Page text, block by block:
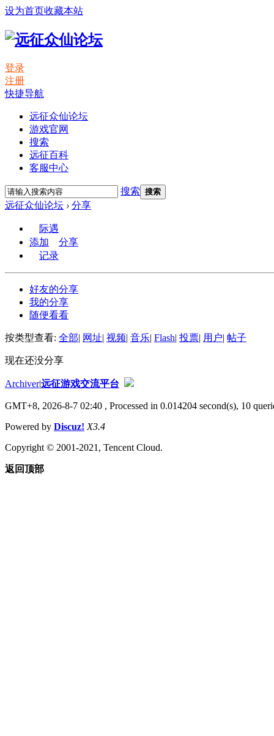
设为首页收藏本站
登录
注册
快捷导航
远征众仙论坛
游戏官网
搜索
远征百科
客服中心
搜索 搜索
远征众仙论坛 › 分享
际遇
添加
分享
记录
好友的分享
我的分享
随便看看
按类型查看: 全部| 网址| 视频| 音乐| Flash| 投票| 用户| 帖子
现在还没分享
Archiver|远征游戏交流平台
GMT+8, 2026-8-7 02:40 , Processed in 0.014204 second(s), 10
Powered by Discuz! X3.4
Copyright © 2001-2021, Tencent Cloud.
返回顶部